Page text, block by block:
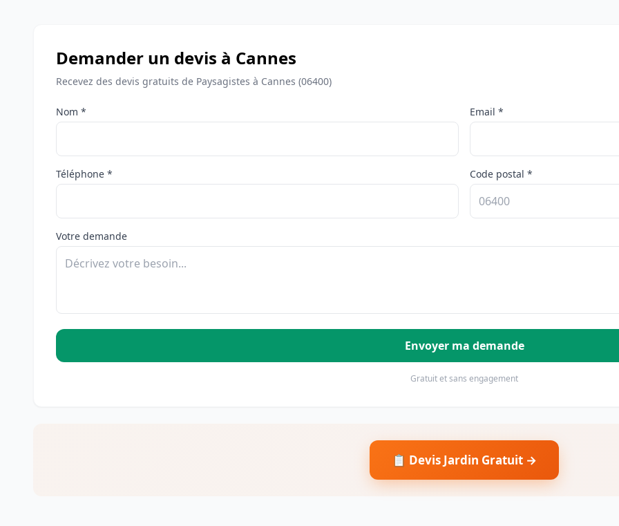
Demander un devis à Cannes
Recevez des devis gratuits de Paysagistes à Cannes (06400)
Nom * Email *
Téléphone * Code postal *
Votre demande
Envoyer ma demande
Gratuit et sans engagement
📋 Devis Jardin Gratuit →